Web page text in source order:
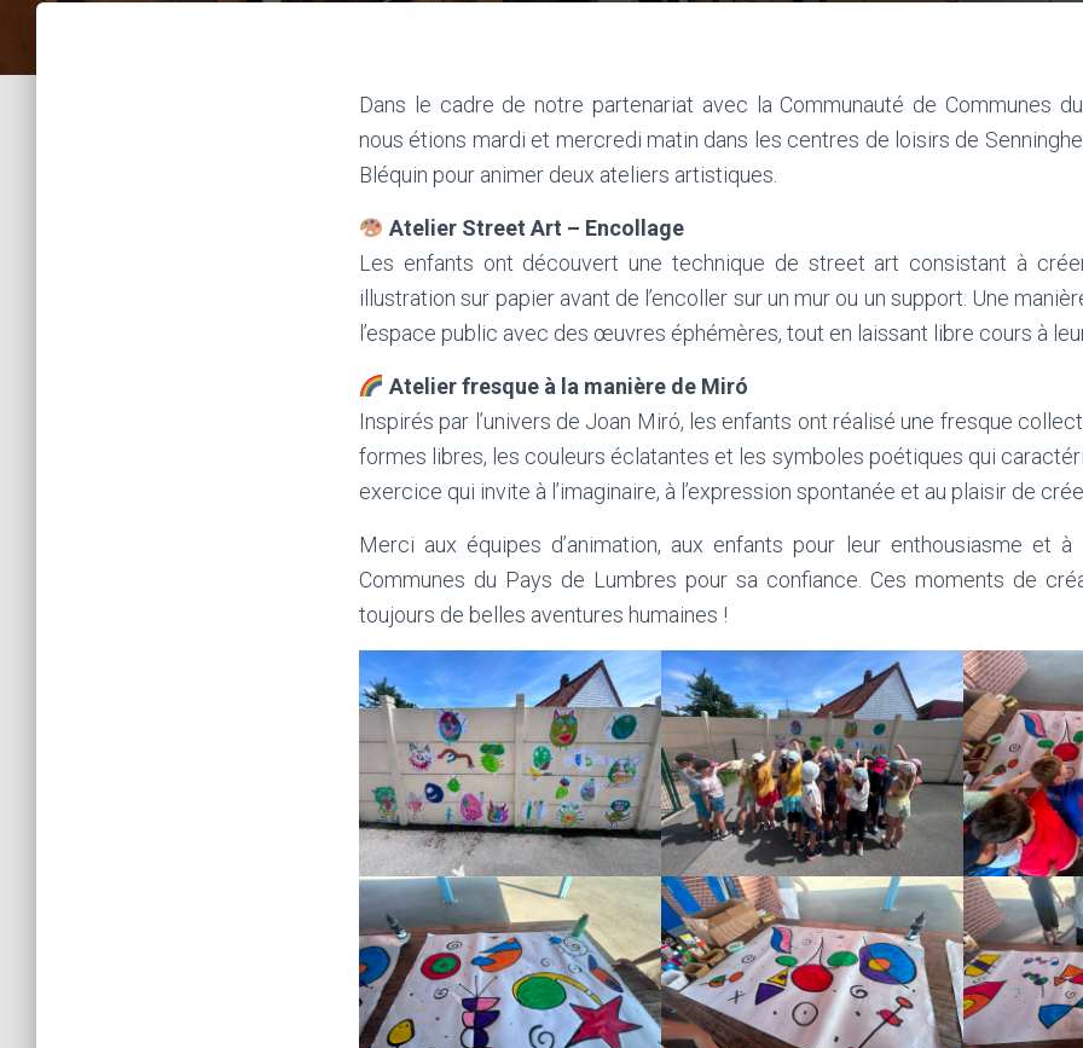
Dans le cadre de notre partenariat avec la Communauté de Communes
nous étions mardi et mercredi matin dans les centres de loisirs de
Bléquin pour animer deux ateliers artistiques.
Atelier Street Art – Encollage
Les enfants ont découvert une technique de street art consistant à
illustration sur papier avant de l’encoller sur un mur ou un support. Une
l’espace public avec des œuvres éphémères, tout en laissant libre cours à
Atelier fresque à la manière de Miró
Inspirés par l’univers de Joan Miró, les enfants ont réalisé une fresque
formes libres, les couleurs éclatantes et les symboles poétiques qui
exercice qui invite à l’imaginaire, à l’expression spontanée et au plaisir de
Merci aux équipes d’animation, aux enfants pour leur enthousiasme et à
Communes du Pays de Lumbres pour sa confiance. Ces moments de
toujours de belles aventures humaines !